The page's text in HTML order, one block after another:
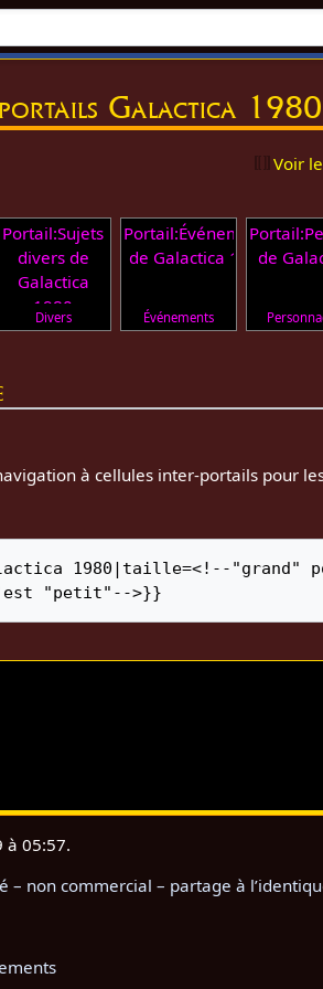
Galactica 1980
Voir
Portail:Sujets
divers de
Galactica
1980
Divers
Portail:Événements
de Galactica 1980
Événements
de
à cellules inter-portails pour
1980|taille=<!--"grand"
"petit"-->}}
à 05:57.
– non commercial – partage à